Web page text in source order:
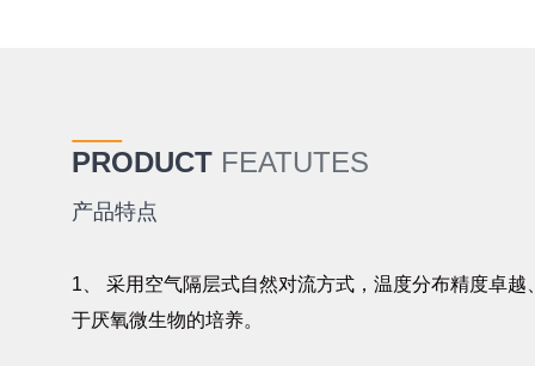
PRODUCT FEATUTES
产品特点
1、 采用空气隔层式自然对流方式，温度分布精度卓
于厌氧微生物的培养。